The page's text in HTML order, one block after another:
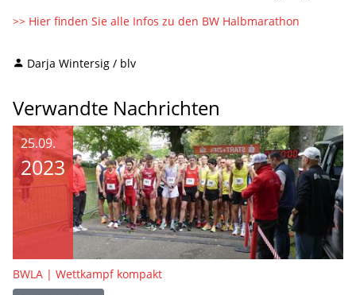
>> Hier finden Sie alle Infos zu den BW Halbmarathon
Darja Wintersig / blv
Verwandte Nachrichten
25.09.
2023
BWLA | Wettkampf kompakt